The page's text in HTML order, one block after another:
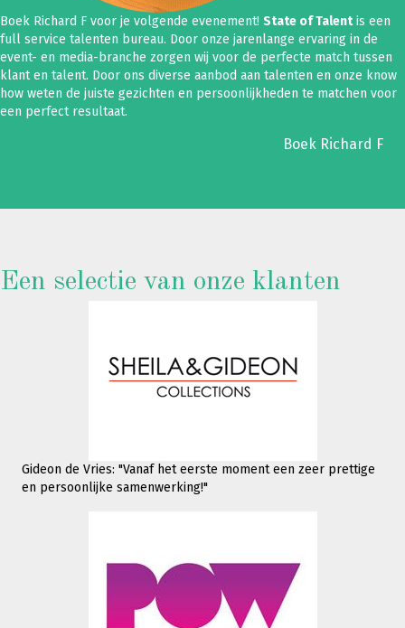
Boek Richard F voor je volgende evenement! State of Talentis een
full service talenten bureau. Door onze jarenlange ervaring in de
event- en media-branche zorgen wij voor de perfecte match tussen
klant en talent. Door ons diverse aanbod aan talenten en onze know
how weten de juiste gezichten en persoonlijkheden te matchen voor
een perfect resultaat.
Boek Richard F
Een selectie van onze klanten
Gideon de Vries: "Vanaf het eerste moment een zeer prettige
en persoonlijke samenwerking!"